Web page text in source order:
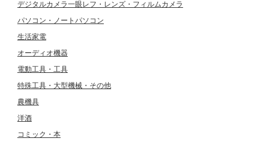
デジタルカメラ一眼レフ・レンズ・フィルムカメラ
パソコン・ノートパソコン
生活家電
オーディオ機器
電動工具・工具
特殊工具・大型機械・その他
農機具
洋酒
コミック・本